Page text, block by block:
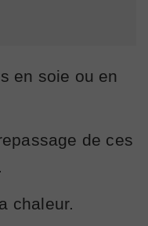
en soie ou en
de ces
chaleur.